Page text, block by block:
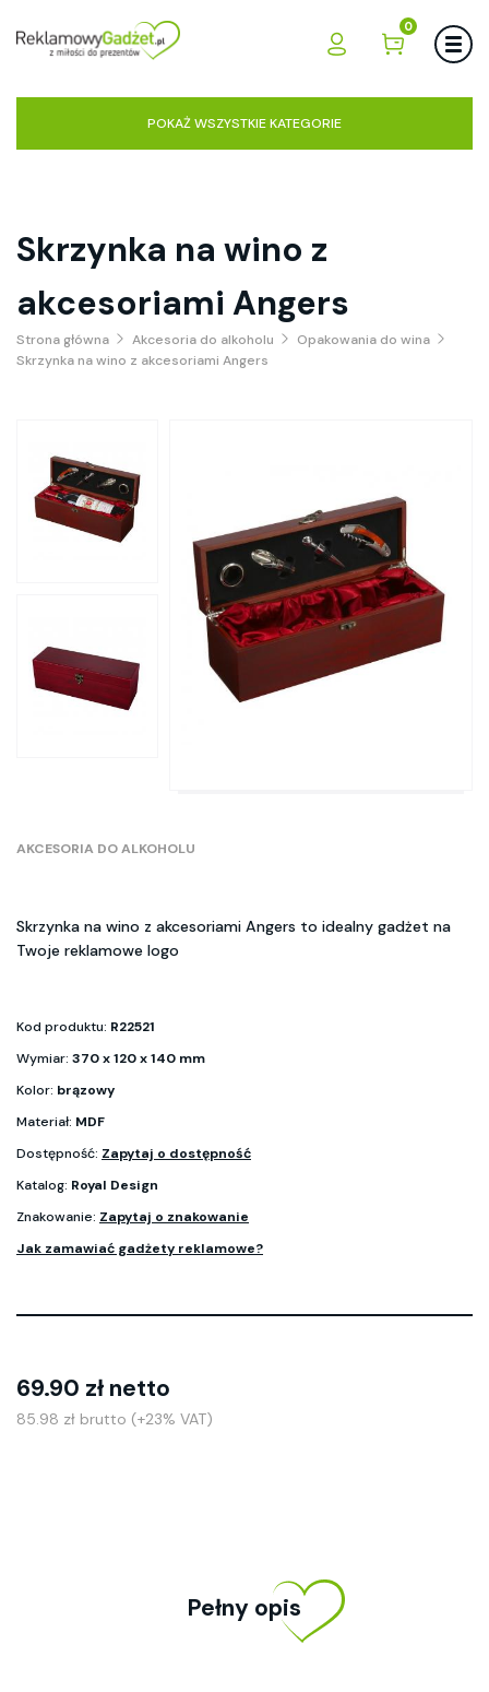
0
POKAŻ WSZYSTKIE KATEGORIE
Skrzynka na wino z
akcesoriami Angers
Strona główna Akcesoria do alkoholu
Opakowania do wina
Skrzynka na wino z akcesoriami Angers
AKCESORIA DO ALKOHOLU
Skrzynka na wino z akcesoriami Angers to idealny gadżet na
Twoje reklamowe logo
Kod produktu: R22521
Wymiar: 370 x 120 x 140 mm
Kolor: brązowy
Materiał: MDF
Dostępność: Zapytaj o dostępność
Katalog: Royal Design
Znakowanie: Zapytaj o znakowanie
Jak zamawiać gadżety reklamowe?
69.90 zł netto
85.98 zł brutto (+23% VAT)
Pełny opis